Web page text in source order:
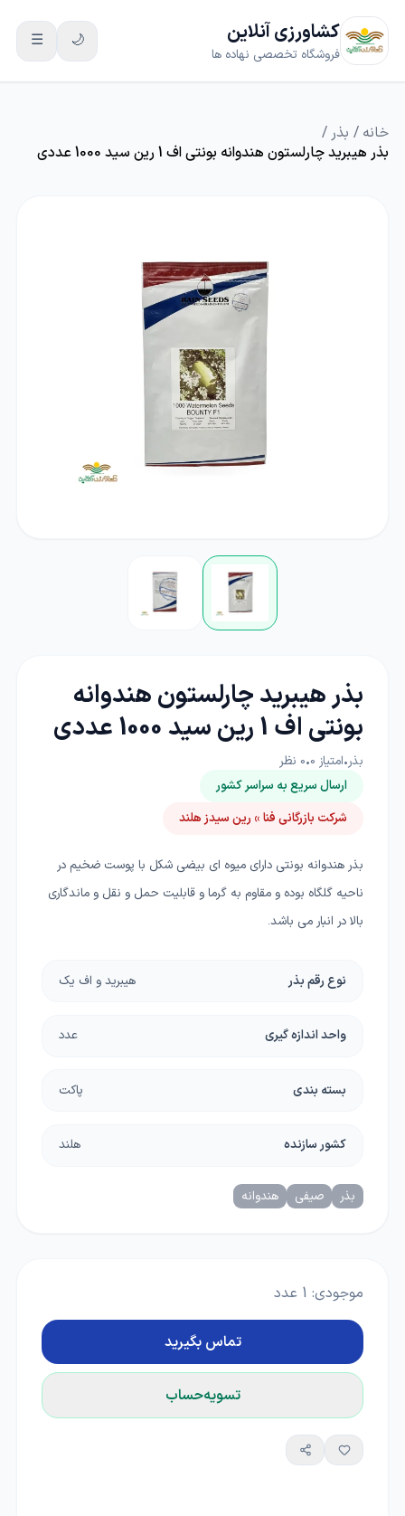
کشاورزی آنلاین
فروشگاه تخصصی نهاده ها
🌙
☰
خانه / بذر /
بذر هیبرید چارلستون هندوانه بونتی اف 1 رین سید 1000 عددی
بذر هیبرید چارلستون هندوانه
بونتی اف 1 رین سید 1000 عددی
بذر•امتیاز 0
•
0 نظر
ارسال سریع به سراسر کشور
شرکت بازرگانی فنا » رین سیدز هلند
بذر هندوانه بونتی دارای میوه ای بیضی شکل با پوست ضخیم در
ناحیه گلگاه بوده و مقاوم به گرما و قابلیت حمل و نقل و ماندگاری
بالا در انبار می باشد.
نوع رقم بذر هیبرید و اف یک
واحد اندازه گیری عدد
بسته بندی پاکت
کشور سازنده هلند
بذر صیفی هندوانه
موجودی: 1 عدد
تماس بگیرید
تسویه‌حساب